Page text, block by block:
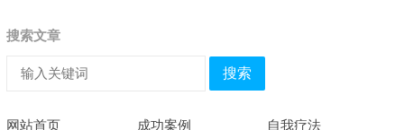
搜索文章
搜索
网站首页 成功案例 自我疗法